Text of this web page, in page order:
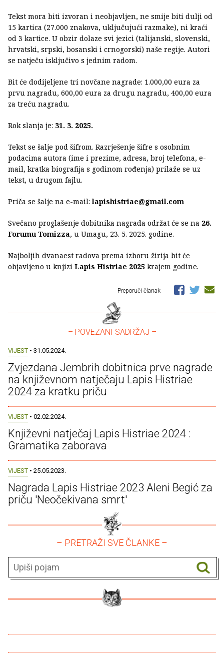
Tekst mora biti izvoran i neobjavljen, ne smije biti dulji od
15 kartica (27.000 znakova, uključujući razmake), ni kraći
od 3 kartice. U obzir dolaze svi jezici (talijanski, slovenski,
hrvatski, srpski, bosanski i crnogorski) naše regije. Autori
se natječu isključivo s jednim radom.
Bit će dodijeljene tri novčane nagrade: 1.000,00 eura za
prvu nagradu, 600,00 eura za drugu nagradu, 400,00 eura
za treću nagradu.
Rok slanja je: 31. 3. 2025.
Tekst se šalje pod šifrom. Razrješenje šifre s osobnim
podacima autora (ime i prezime, adresa, broj telefona, e-
mail, kratka biografija s godinom rođenja) prilaže se uz
tekst, u drugom fajlu.
Priča se šalje na e-mail:lapishistriae@gmail.com
Svečano proglašenje dobitnika nagrada održat će se na 26.
Forumu Tomizza, u Umagu, 23. 5. 2025. godine.
Najboljih dvanaest radova prema izboru žirija bit će
objavljeno u knjizi Lapis Histriae 2025 krajem godine.
Preporuči članak
– POVEZANI SADRŽAJ –
VIJEST • 31.05.2024.
Zvjezdana Jembrih dobitnica prve nagrade
na književnom natječaju Lapis Histriae
2024 za kratku priču
VIJEST • 02.02.2024.
Književni natječaj Lapis Histriae 2024 :
Gramatika zaborava
VIJEST • 25.05.2023.
Nagrada Lapis Histriae 2023 Aleni Begić za
priču 'Neočekivana smrt'
– PRETRAŽI SVE ČLANKE –